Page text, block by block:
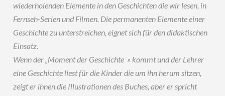
wiederholenden Elemente in den Geschichten die wir lesen, in
Fernseh-Serien und Filmen. Die permanenten Elemente einer
Geschichte zu unterstreichen, eignet sich für den didaktischen
Einsatz.
Wenn der „Moment der Geschichte » kommt und der Lehrer
eine Geschichte liest für die Kinder die um ihn herum sitzen,
zeigt er ihnen die Illustrationen des Buches, aber er spricht